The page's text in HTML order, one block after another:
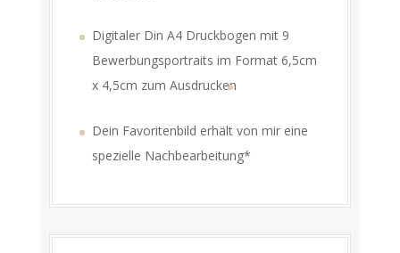
Digitaler Din A4 Druckbogen mit 9
Bewerbungsportraits im Format 6,5cm
x 4,5cm zum Ausdrucken
Dein Favoritenbild erhält von mir eine
spezielle Nachbearbeitung*